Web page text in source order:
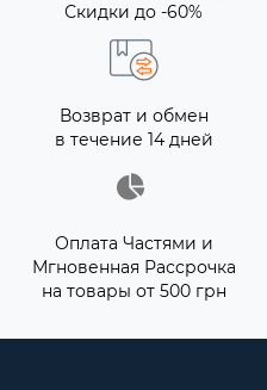
Скидки до -60%
Возврат и обмен
в течение 14 дней
Оплата Частями и
Мгновенная Рассрочка
на товары от 500 грн